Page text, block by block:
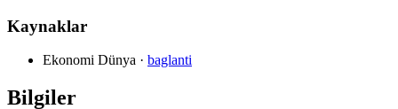
Kaynaklar
Ekonomi Dünya · baglanti
Bilgiler